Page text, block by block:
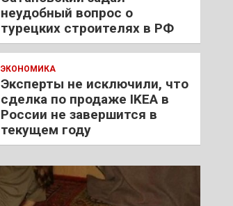
неудобный вопрос о
турецких строителях в РФ
ЭКОНОМИКА
Эксперты не исключили, что
сделка по продаже IKEA в
России не завершится в
текущем году